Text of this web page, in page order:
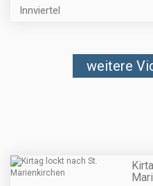
Innviertel
weitere